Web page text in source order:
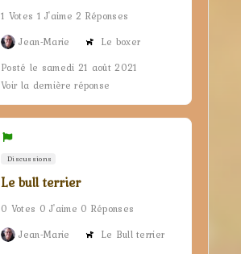
1 Votes 1 J'aime 2 Réponses
Jean-Marie
Le boxer
Posté le samedi 21 août 2021
Voir la dernière réponse
Discussions
Le bull terrier
0 Votes 0 J'aime 0 Réponses
Jean-Marie
Le Bull terrier